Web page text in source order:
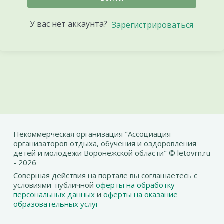
У вас нет аккаунта? Зарегистрироваться
Некоммерческая организация "Ассоциация
организаторов отдыха, обучения и оздоровления
детей и молодежи Воронежской области" © letovrn.ru
- 2026
Совершая действия на портале вы соглашаетесь с
условиями публичной оферты на обработку
персональных данных и оферты на оказание
образовательных услуг